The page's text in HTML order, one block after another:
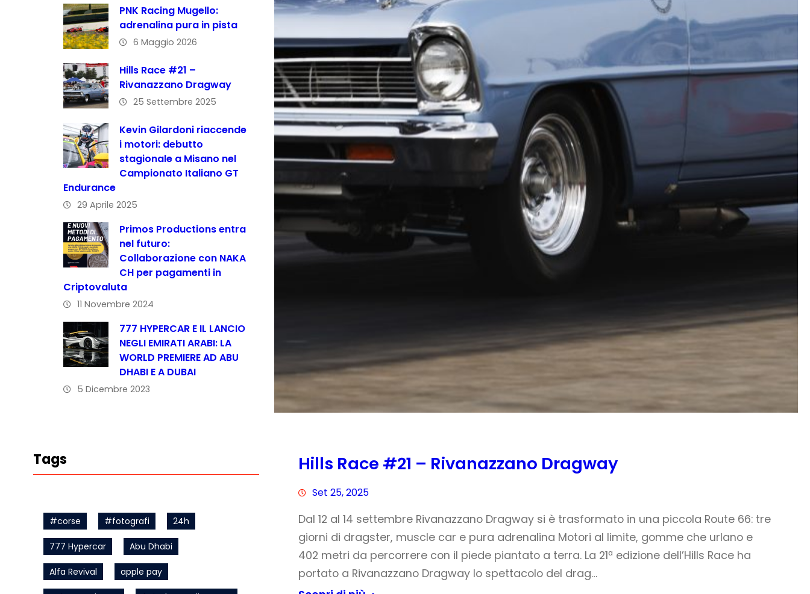
PNK Racing Mugello:
adrenalina pura in pista
6 Maggio 2026
Hills Race #21 –
Rivanazzano Dragway
25 Settembre 2025
Kevin Gilardoni riaccende
i motori: debutto
stagionale a Misano nel
Campionato Italiano GT
Endurance
29 Aprile 2025
Primos Productions entra
nel futuro:
Collaborazione con NAKA
CH per pagamenti in
Criptovaluta
11 Novembre 2024
777 HYPERCAR E IL LANCIO
NEGLI EMIRATI ARABI: LA
WORLD PREMIERE AD ABU
DHABI E A DUBAI
5 Dicembre 2023
Tags
#corse #fotografi 24h
777 Hypercar Abu Dhabi
Alfa Revival apple pay
Hills Race #21 – Rivanazzano Dragway
Set 25, 2025
Dal 12 al 14 settembre Rivanazzano Dragway si è trasformato in una piccola Route 66: tre
giorni di dragster, muscle car e pura adrenalina Motori al limite, gomme che urlano e
402 metri da percorrere con il piede piantato a terra. La 21ª edizione dell’Hills Race ha
portato a Rivanazzano Dragway lo spettacolo del drag…